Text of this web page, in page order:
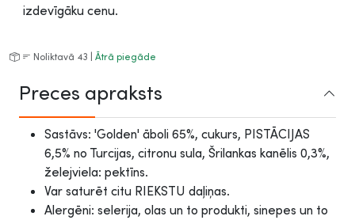
izdevīgāku cenu.
Noliktavā 43 | Ātrā piegāde
Preces apraksts
Sastāvs: 'Golden' āboli 65%, cukurs, PISTĀCIJAS
6,5% no Turcijas, citronu sula, Šrilankas kanēlis 0,3%,
želejviela: pektīns.
Var saturēt citu RIEKSTU daļiņas.
Alergēni: selerija, olas un to produkti, sinepes un to